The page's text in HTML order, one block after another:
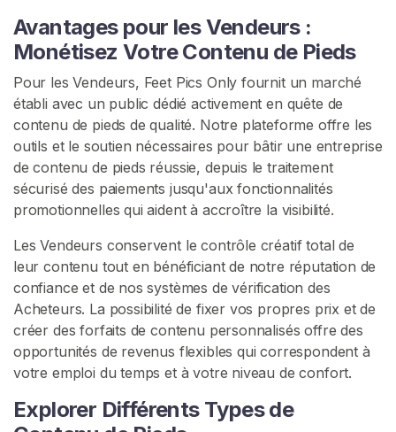
Avantages pour les Vendeurs :
Monétisez Votre Contenu de Pieds
Pour les Vendeurs, Feet Pics Only fournit un marché
établi avec un public dédié activement en quête de
contenu de pieds de qualité. Notre plateforme offre les
outils et le soutien nécessaires pour bâtir une entreprise
de contenu de pieds réussie, depuis le traitement
sécurisé des paiements jusqu'aux fonctionnalités
promotionnelles qui aident à accroître la visibilité.
Les Vendeurs conservent le contrôle créatif total de
leur contenu tout en bénéficiant de notre réputation de
confiance et de nos systèmes de vérification des
Acheteurs. La possibilité de fixer vos propres prix et de
créer des forfaits de contenu personnalisés offre des
opportunités de revenus flexibles qui correspondent à
votre emploi du temps et à votre niveau de confort.
Explorer Différents Types de
t
o
D
e
P
i
e
d
s
C
o
m
m
u
n
a
u
t